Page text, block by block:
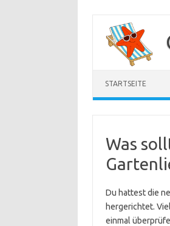
Inhalt
springen
STARTSEITE
Was
Du hattest die
hergerichtet.
einmal